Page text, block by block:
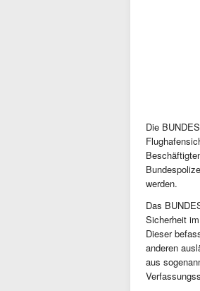
Die
werden.
Das
Sicherheit
Dieser
anderen
aus